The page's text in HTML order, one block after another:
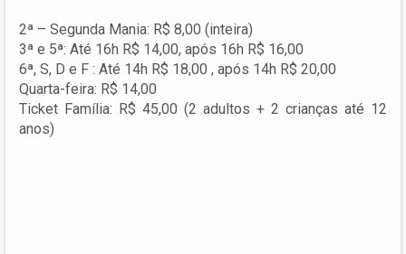
2ª – Segunda Mania: R$ 8,00 (inteira)
3ª e 5ª: Até 16h R$ 14,00, após 16h R$ 16,00
6ª, S, D e F : Até 14h R$ 18,00 , após 14h R$ 20,00
Quarta-feira: R$ 14,00
Ticket Família: R$ 45,00 (2 adultos + 2 crianças até 12
anos)